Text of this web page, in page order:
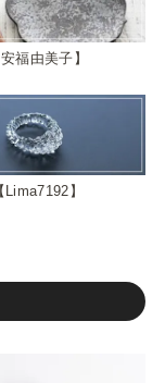
安福由美子
Lima7192